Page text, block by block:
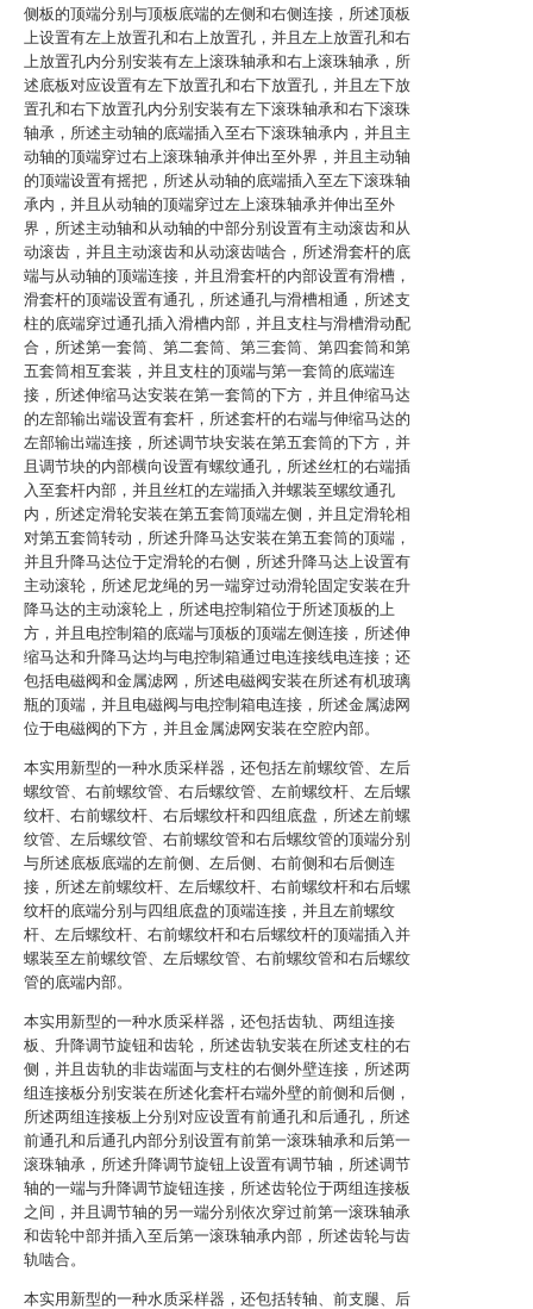
侧板的顶端分别与顶板底端的左侧和右侧连接，所述顶板
上设置有左上放置孔和右上放置孔，并且左上放置孔和右
上放置孔内分别安装有左上滚珠轴承和右上滚珠轴承，所
述底板对应设置有左下放置孔和右下放置孔，并且左下放
置孔和右下放置孔内分别安装有左下滚珠轴承和右下滚珠
轴承，所述主动轴的底端插入至右下滚珠轴承内，并且主
动轴的顶端穿过右上滚珠轴承并伸出至外界，并且主动轴
的顶端设置有摇把，所述从动轴的底端插入至左下滚珠轴
承内，并且从动轴的顶端穿过左上滚珠轴承并伸出至外
界，所述主动轴和从动轴的中部分别设置有主动滚齿和从
动滚齿，并且主动滚齿和从动滚齿啮合，所述滑套杆的底
端与从动轴的顶端连接，并且滑套杆的内部设置有滑槽，
滑套杆的顶端设置有通孔，所述通孔与滑槽相通，所述支
柱的底端穿过通孔插入滑槽内部，并且支柱与滑槽滑动配
合，所述第一套筒、第二套筒、第三套筒、第四套筒和第
五套筒相互套装，并且支柱的顶端与第一套筒的底端连
接，所述伸缩马达安装在第一套筒的下方，并且伸缩马达
的左部输出端设置有套杆，所述套杆的右端与伸缩马达的
左部输出端连接，所述调节块安装在第五套筒的下方，并
且调节块的内部横向设置有螺纹通孔，所述丝杠的右端插
入至套杆内部，并且丝杠的左端插入并螺装至螺纹通孔
内，所述定滑轮安装在第五套筒顶端左侧，并且定滑轮相
对第五套筒转动，所述升降马达安装在第五套筒的顶端，
并且升降马达位于定滑轮的右侧，所述升降马达上设置有
主动滚轮，所述尼龙绳的另一端穿过动滑轮固定安装在升
降马达的主动滚轮上，所述电控制箱位于所述顶板的上
方，并且电控制箱的底端与顶板的顶端左侧连接，所述伸
缩马达和升降马达均与电控制箱通过电连接线电连接；还
包括电磁阀和金属滤网，所述电磁阀安装在所述有机玻璃
瓶的顶端，并且电磁阀与电控制箱电连接，所述金属滤网
位于电磁阀的下方，并且金属滤网安装在空腔内部。
本实用新型的一种水质采样器，还包括左前螺纹管、左后
螺纹管、右前螺纹管、右后螺纹管、左前螺纹杆、左后螺
纹杆、右前螺纹杆、右后螺纹杆和四组底盘，所述左前螺
纹管、左后螺纹管、右前螺纹管和右后螺纹管的顶端分别
与所述底板底端的左前侧、左后侧、右前侧和右后侧连
接，所述左前螺纹杆、左后螺纹杆、右前螺纹杆和右后螺
纹杆的底端分别与四组底盘的顶端连接，并且左前螺纹
杆、左后螺纹杆、右前螺纹杆和右后螺纹杆的顶端插入并
螺装至左前螺纹管、左后螺纹管、右前螺纹管和右后螺纹
管的底端内部。
本实用新型的一种水质采样器，还包括齿轨、两组连接
板、升降调节旋钮和齿轮，所述齿轨安装在所述支柱的右
侧，并且齿轨的非齿端面与支柱的右侧外壁连接，所述两
组连接板分别安装在所述化套杆右端外壁的前侧和后侧，
所述两组连接板上分别对应设置有前通孔和后通孔，所述
前通孔和后通孔内部分别设置有前第一滚珠轴承和后第一
滚珠轴承，所述升降调节旋钮上设置有调节轴，所述调节
轴的一端与升降调节旋钮连接，所述齿轮位于两组连接板
之间，并且调节轴的另一端分别依次穿过前第一滚珠轴承
和齿轮中部并插入至后第一滚珠轴承内部，所述齿轮与齿
轨啮合。
本实用新型的一种水质采样器，还包括转轴、前支腿、后